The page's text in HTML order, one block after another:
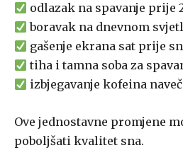
odlazak na spavanje prije
boravak na dnevnom
gašenje ekrana sat prije
tiha i tamna soba za
izbjegavanje kofeina
Ove jednostavne promjene
poboljšati kvalitet sna.